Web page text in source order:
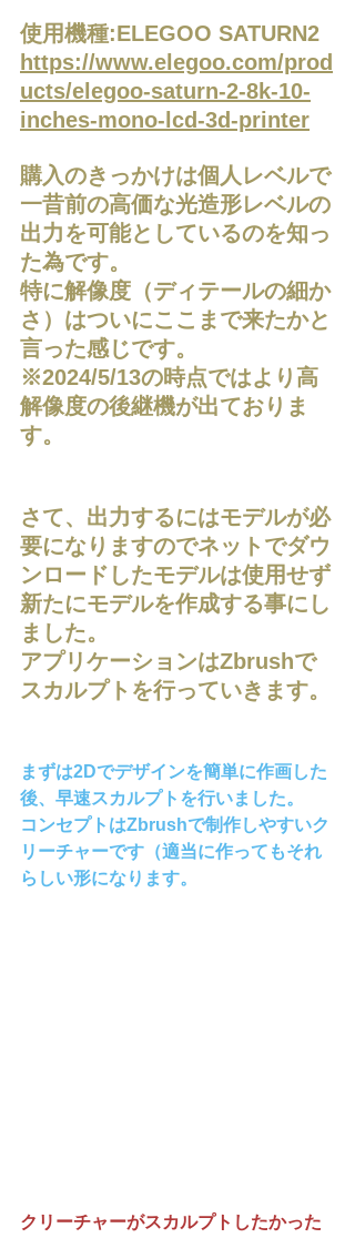
使用機種:ELEGOO SATURN2
https://www.elegoo.com/prod
ucts/elegoo-saturn-2-8k-10-
inches-mono-lcd-3d-printer
購入のきっかけは個人レベルで
一昔前の高価な光造形レベルの
出力を可能としているのを知っ
た為です。
特に解像度（ディテールの細か
さ）はついにここまで来たかと
言った感じです。
※2024/5/13の時点ではより高
解像度の後継機が出ておりま
す。
さて、出力するにはモデルが必
要になりますのでネットでダウ
ンロードしたモデルは使用せず
新たにモデルを作成する事にし
ました。
アプリケーションはZbrushで
スカルプトを行っていきます。
まずは2Dでデザインを簡単に作画した
後、早速スカルプトを行いました。
コンセプトはZbrushで制作しやすいク
リーチャーです（適当に作ってもそれ
らしい形になります。
クリーチャーがスカルプトしたかった